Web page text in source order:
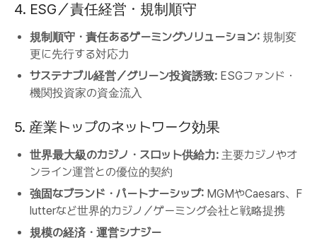
4. ESG／責任経営・規制順守
規制順守・責任あるゲーミングソリューション: 規制変
更に先行する対応力
サステナブル経営／グリーン投資誘致: ESGファンド・
機関投資家の資金流入
5. 産業トップのネットワーク効果
世界最大級のカジノ・スロット供給力: 主要カジノやオ
ンライン運営との優位的契約
強固なブランド・パートナーシップ: MGMやCaesars、F
lutterなど世界的カジノ／ゲーミング会社と戦略提携
規模の経済・運営シナジー